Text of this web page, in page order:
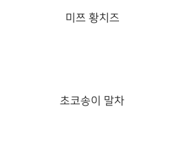
미쯔 황치즈
초코송이 말차